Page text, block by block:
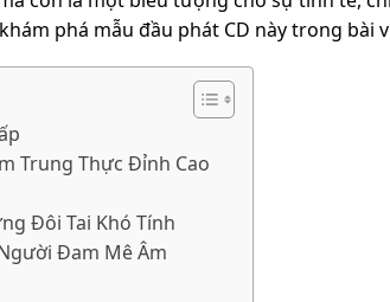
khám phá mẫu đầu phát CD này trong bài
Trung Thực Đỉnh Cao
Đôi Tai Khó Tính
Đam Mê Âm